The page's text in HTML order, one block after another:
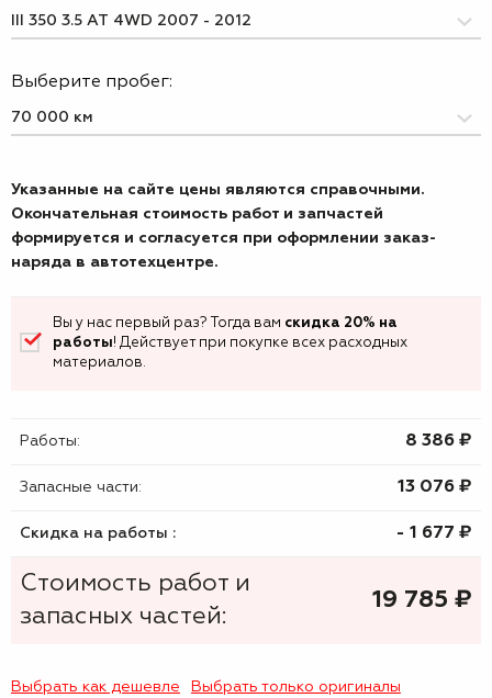
Выберите пробег:
Указанные на сайте цены являются справочными.
Окончательная стоимость работ и запчастей
формируется и согласуется при оформлении заказ-
наряда в автотехцентре.
Вы у нас первый раз? Тогда вам скидка 20% на
работы! Действует при покупке всех расходных
материалов.
Работы: 8 386 ₷
Запасные части: 13 076 ₷
Скидка на работы : - 1 677 ₷
Стоимость работ и
запасных частей:
19 785 ₷
Выбрать как дешевле Выбрать только оригиналы